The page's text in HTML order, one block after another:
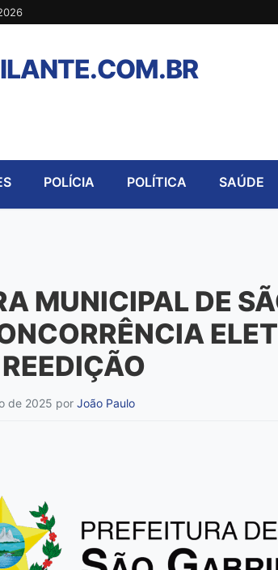
POLÍCIA POLÍTICA SAÚDE
MUNICIPAL DE
de 2025 por João Paulo